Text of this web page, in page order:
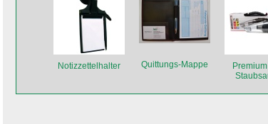
Notizzettelhalter Quittungs-Mappe